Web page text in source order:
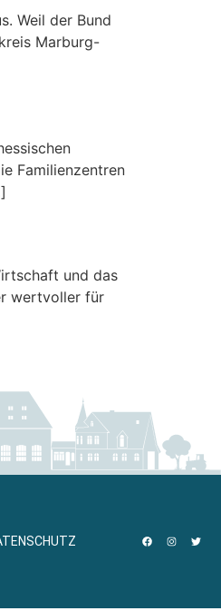
Weil der Bund
Marburg-
Familienzentren
und das
wertvoller für